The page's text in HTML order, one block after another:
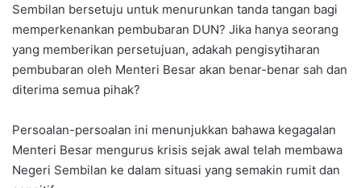
Sembilan bersetuju untuk menurunkan tanda tangan bagi
memperkenankan pembubaran DUN? Jika hanya seorang
yang memberikan persetujuan, adakah pengisytiharan
pembubaran oleh Menteri Besar akan benar-benar sah dan
diterima semua pihak?
Persoalan-persoalan ini menunjukkan bahawa kegagalan
Menteri Besar mengurus krisis sejak awal telah membawa
Negeri Sembilan ke dalam situasi yang semakin rumit dan